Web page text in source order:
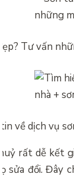
Tư vấn
về dịch vụ
rất dễ kết
sửa đổi. Đây